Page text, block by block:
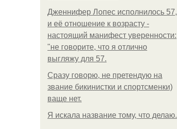
Дженнифер Лопес исполнилось 57,
и её отношение к возрасту -
настоящий манифест уверенности:
"не говорите, что я отлично
выгляжу для 57.
Сразу говорю, не претендую на
звание бикинистки и спортсменки)
ваще нет.
Я искала название тому, что делаю.